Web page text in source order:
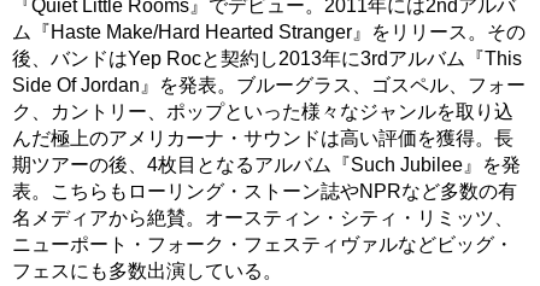
『Quiet Little Rooms』でデビュー。2011年には2ndアルバ
ム『Haste Make/Hard Hearted Stranger』をリリース。その
後、バンドはYep Rocと契約し2013年に3rdアルバム『This
Side Of Jordan』を発表。ブルーグラス、ゴスペル、フォー
ク、カントリー、ポップといった様々なジャンルを取り込
んだ極上のアメリカーナ・サウンドは高い評価を獲得。長
期ツアーの後、4枚目となるアルバム『Such Jubilee』を発
表。こちらもローリング・ストーン誌やNPRなど多数の有
名メディアから絶賛。オースティン・シティ・リミッツ、
ニューポート・フォーク・フェスティヴァルなどビッグ・
フェスにも多数出演している。